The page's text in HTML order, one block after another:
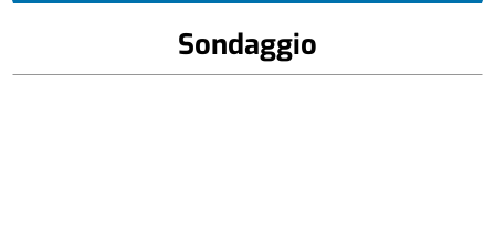
Sondaggio